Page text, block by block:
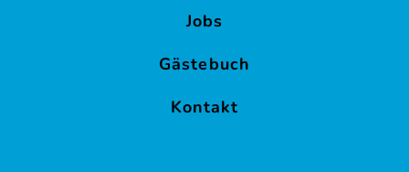
Jobs
Gästebuch
Kontakt